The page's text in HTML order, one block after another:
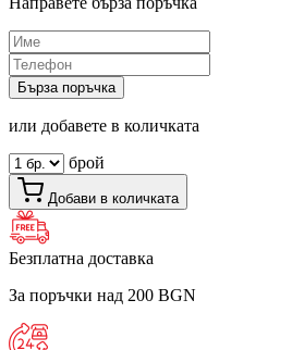
Бърза поръчка
или добавете в количката
брой
Добави в количката
Безплатна доставка
За поръчки над 200 BGN